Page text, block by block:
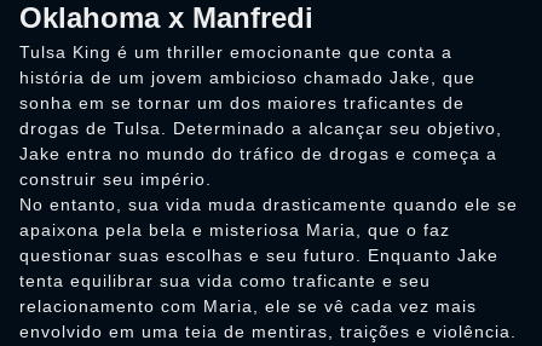
Oklahoma x Manfredi
Tulsa King é um thriller emocionante que conta a
história de um jovem ambicioso chamado Jake, que
sonha em se tornar um dos maiores traficantes de
drogas de Tulsa. Determinado a alcançar seu objetivo,
Jake entra no mundo do tráfico de drogas e começa a
construir seu império.
No entanto, sua vida muda drasticamente quando ele se
apaixona pela bela e misteriosa Maria, que o faz
questionar suas escolhas e seu futuro. Enquanto Jake
tenta equilibrar sua vida como traficante e seu
relacionamento com Maria, ele se vê cada vez mais
envolvido em uma teia de mentiras, traições e violência.